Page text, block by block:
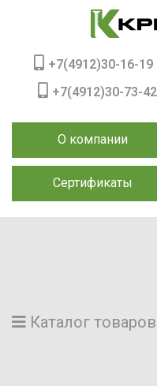
О компании
Сертификаты
+7(4912)30-16-19
+7(4912)30-73-42
Каталог товаров